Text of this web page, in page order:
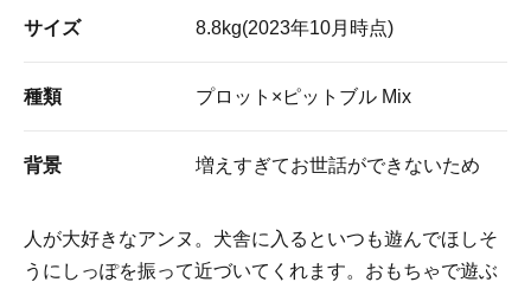
サイズ 8.8kg(2023年10月時点)
種類 プロット×ピットブル Mix
背景 増えすぎてお世話ができないため
人が大好きなアンヌ。犬舎に入るといつも遊んでほしそ
うにしっぽを振って近づいてくれます。おもちゃで遊ぶ